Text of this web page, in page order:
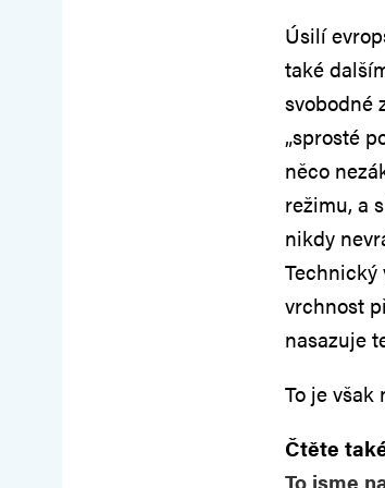
Úsilí
také
svobodné
„sprosté
něco
režimu, a
nikdy
Technický
vrchnost
nasazuje
To je
Čtěte
To jsme